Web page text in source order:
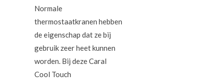
Normale
thermostaatkranen hebben
de eigenschap dat ze bij
gebruik zeer heet kunnen
worden. Bij deze Caral
Cool Touch